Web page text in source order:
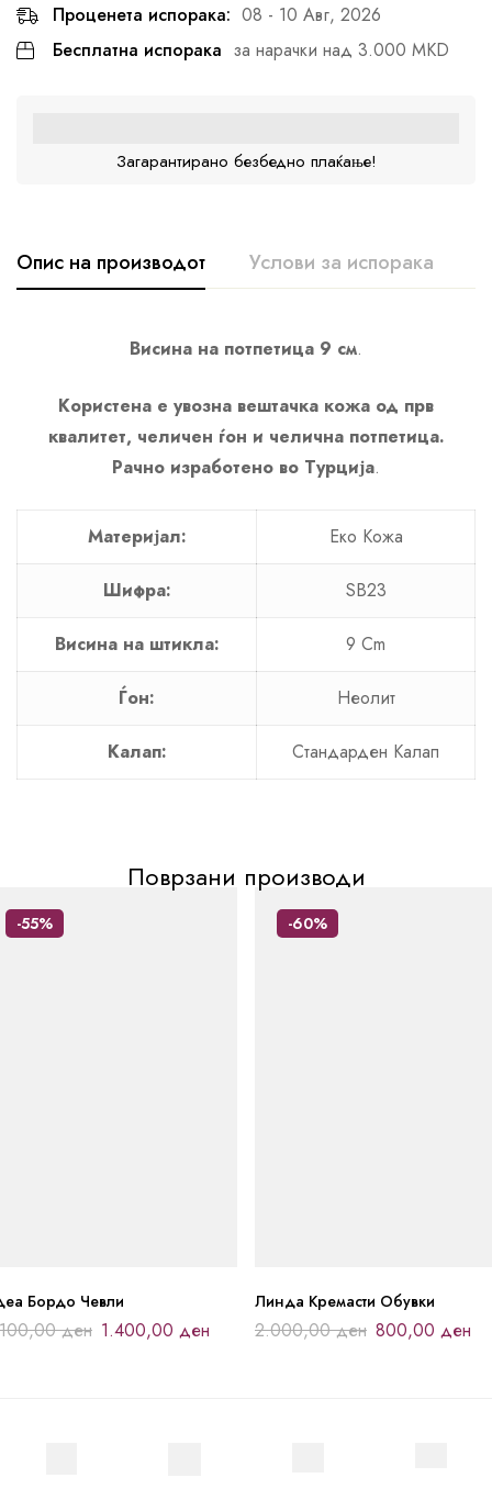
Проценета испорака: 08 - 10 Авг, 2026
Бесплатна испорака за нарачки над 3.000 MKD
Загарантирано безбедно плаќање!
Опис на производот Услови за испорака
Висина на потпетица 9 см.
Користена е увозна вештачка кожа од прв
квалитет, челичен ѓон и челична потпетица.
Рачно изработено во Турција.
Материјал: Еко Кожа
Шифра: SB23
Висина на штикла: 9 Cm
Ѓон: Неолит
Калап: Стандарден Калап
Поврзани производи
-55%
Бордо Чевли
ден 1.400,00 ден
-60%
Линда Кремасти Обувки
2.000,00ден 800,00 ден